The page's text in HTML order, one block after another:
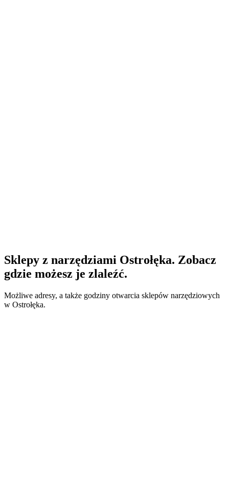
Sklepy z narzędziami Ostrołęka. Zobacz
gdzie możesz je zlaleźć.
Możliwe adresy, a także godziny otwarcia sklepów narzędziowych
w Ostrołęka.